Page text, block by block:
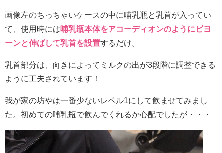
画像左のちっちゃいケースの中に哺乳瓶と乳首が入ってい
て、使用時には哺乳瓶本体をアコーディオンのようにビヨ
ーンと伸ばして乳首を設置するだけ。
乳首部分は、向きによってミルクの出が3段階に調整できる
ように工夫されています！
我が家の坊やは一番少ないレベル1にして飲ませてみまし
た。初めての哺乳瓶で飲んでくれるか心配でしたが・・・